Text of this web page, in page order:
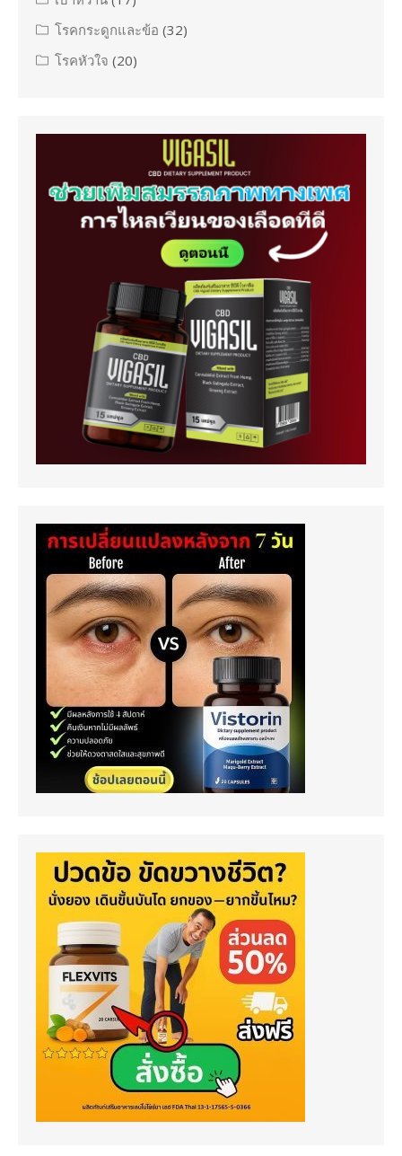
โรคกระดูกและข้อ (32)
โรคหัวใจ (20)